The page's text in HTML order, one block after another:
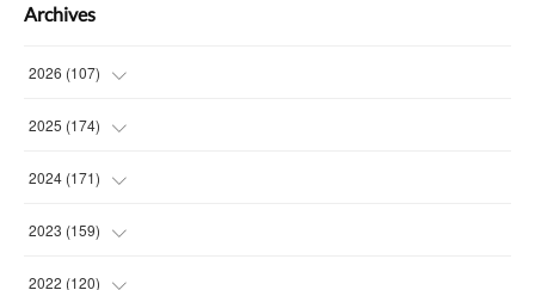
Archives
2026 (107)
(4)
(15
(15
(13
2025 (174)
(14
(14
(15
2024 (171)
(13
(13
2023 (159)
(14
2022 (120)